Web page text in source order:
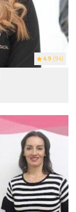
4.9 (94)